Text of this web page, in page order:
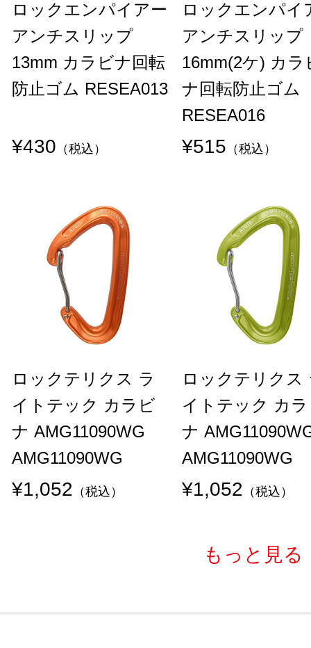
ロックエンパイアー
アンチスリップ
13mm カラビナ回転
防止ゴム RESEA013
¥430 （税込）
ロックエンパイ
アンチスリップ
16mm(2ケ) カラ
ナ回転防止ゴム
RESEA016
¥515 （税込）
ロックテリクス ラ
イトテック カラビ
ナ AMG11090WG
AMG11090WG
¥1,052 （税込）
ロックテリクス
イトテック カ
ナ
AMG11090WG
¥1,052 （税込）
もっと見る